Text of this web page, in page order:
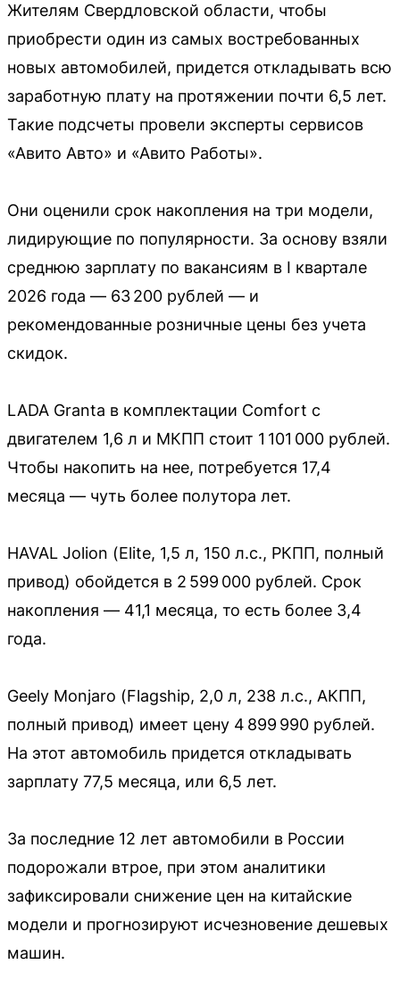
Жителям Свердловской области, чтобы
приобрести один из самых востребованных
новых автомобилей, придется откладывать всю
заработную плату на протяжении почти 6,5 лет.
Такие подсчеты провели эксперты сервисов
«Авито Авто» и «Авито Работы».
Они оценили срок накопления на три модели,
лидирующие по популярности. За основу взяли
среднюю зарплату по вакансиям в I квартале
2026 года — 63 200 рублей — и
рекомендованные розничные цены без учета
скидок.
LADA Granta в комплектации Comfort с
двигателем 1,6 л и МКПП стоит 1 101 000 рублей.
Чтобы накопить на нее, потребуется 17,4
месяца — чуть более полутора лет.
HAVAL Jolion (Elite, 1,5 л, 150 л.с., РКПП, полный
привод) обойдется в 2 599 000 рублей. Срок
накопления — 41,1 месяца, то есть более 3,4
года.
Geely Monjaro (Flagship, 2,0 л, 238 л.с., АКПП,
полный привод) имеет цену 4 899 990 рублей.
На этот автомобиль придется откладывать
зарплату 77,5 месяца, или 6,5 лет.
За последние 12 лет автомобили в России
подорожали втрое, при этом аналитики
зафиксировали снижение цен на китайские
модели и прогнозируют исчезновение дешевых
машин.